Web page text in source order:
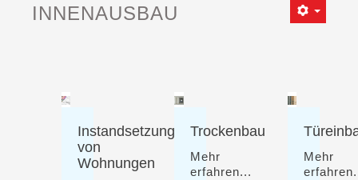
INNENAUSBAU
Instandsetzung
von
Wohnungen
Trockenbau
Mehr
erfahren...
Mehr